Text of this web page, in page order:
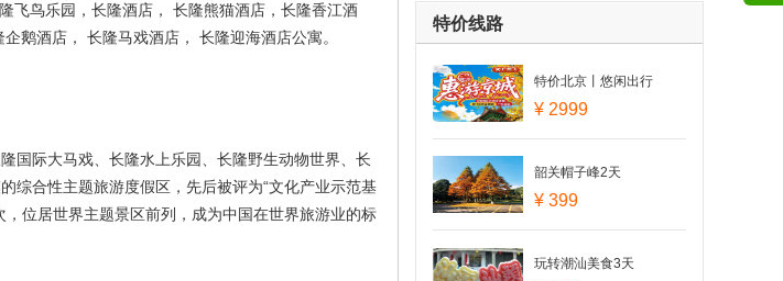
飞鸟乐园，长隆酒店， 长隆熊猫酒店，长隆香江酒
鹅酒店， 长隆马戏酒店， 长隆迎海酒店公寓。
国际大马戏、长隆水上乐园、长隆野生动物世界、长
综合性主题旅游度假区，先后被评为“文化产业示范基
位居世界主题景区前列，成为中国在世界旅游业的标
特价线路
特价北京丨悠闲出行
¥ 2999
韶关帽子峰2天
¥ 399
玩转潮汕美食3天